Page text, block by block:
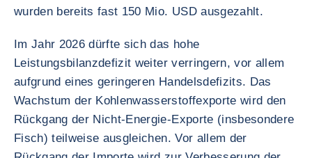
wurden bereits fast 150 Mio. USD ausgezahlt.
Im Jahr 2026 dürfte sich das hohe
Leistungsbilanzdefizit weiter verringern, vor allem
aufgrund eines geringeren Handelsdefizits. Das
Wachstum der Kohlenwasserstoffexporte wird den
Rückgang der Nicht-Energie-Exporte (insbesondere
Fisch) teilweise ausgleichen. Vor allem der